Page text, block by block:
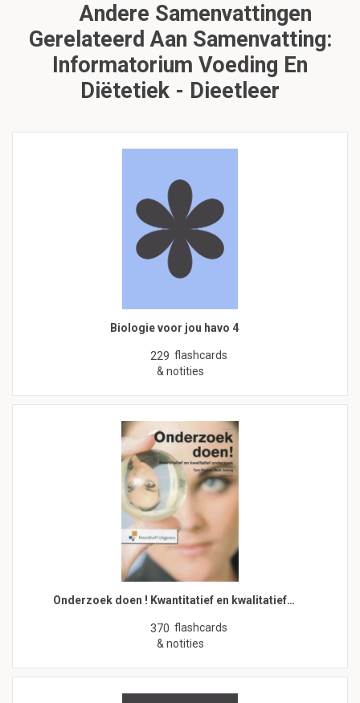
Andere Samenvattingen
Gerelateerd Aan Samenvatting:
Informatorium Voeding En
Diëtetiek - Dieetleer
Biologie voor jou havo 4
229 flashcards
& notities
Onderzoek doen ! Kwantitatief en kwalitatief…
370 flashcards
& notities